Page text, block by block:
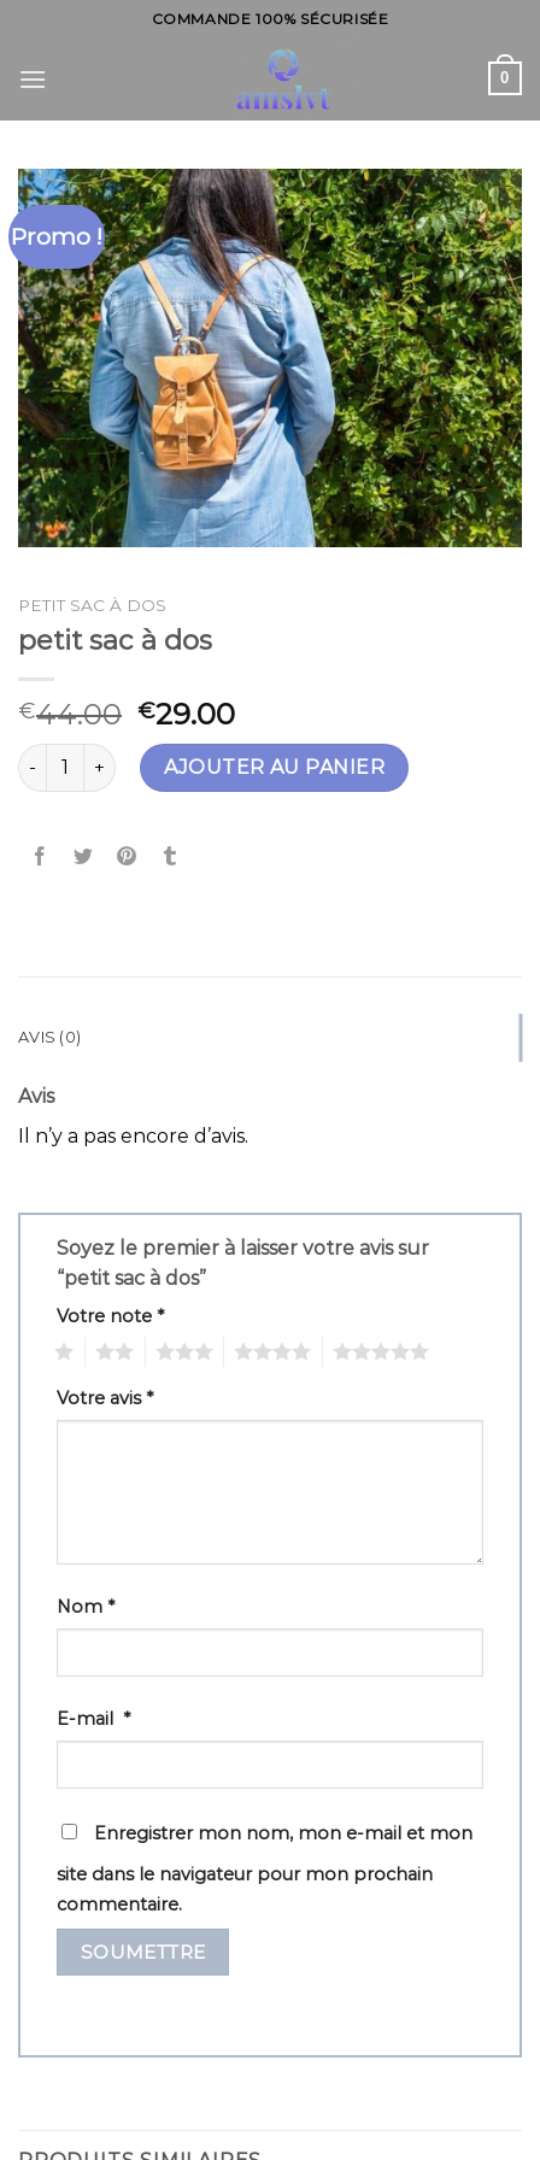
content
COMMANDE 100% SÉCURISÉE
0
Promo !
PETIT SAC À DOS
petit sac à dos
€44.00 €29.00
quantité de petit sac à dosAJOUTER AU PANIER
AVIS (0)
Avis
Il n’y a pas encore d’avis.
Soyez le premier à laisser votre avis sur
“petit sac à dos”
Votre note *
Votre avis*
Nom *
E-mail *
Enregistrer mon nom, mon e-mail et mon
site dans le navigateur pour mon prochain
commentaire.